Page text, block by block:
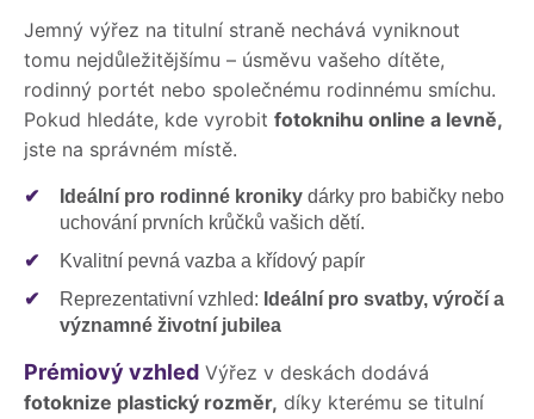
Jemný výřez na titulní straně nechává vyniknout
tomu nejdůležitějšímu – úsměvu vašeho dítěte,
rodinný portét nebo společnému rodinnému smíchu.
Pokud hledáte, kde vyrobit fotoknihu online a levně,
jste na správném místě.
✔ Ideální pro rodinné kroniky dárky pro babičky nebo
uchování prvních krůčků vašich dětí.
✔
Kvalitní pevná vazba a křídový papír
✔
Reprezentativní vzhled: Ideální pro svatby, výročí a
významné životní jubilea
Prémiový vzhled Výřez v deskách dodává
fotoknize plastický rozměr, díky kterému se titulní